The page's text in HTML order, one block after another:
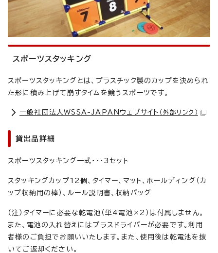
スポーツスタッキング
スポーツスタッキングとは、プラスチック製のカップを決められ
た形に積み上げて崩すタイムを競うスポーツです。
一般社団法人WSSA-JAPANウェブサイト （外部リンク）
貸出品詳細
スポーツスタッキング一式・・・3セット
スタッキングカップ12個、タイマー、マット、ホールディング（カ
ップ収納用の棒）、ルール説明書、収納バッグ
（注）タイマーに必要な乾電池（単4電池×2）は付属しません。
また、電池の入れ替えにはプラスドライバーが必要です。利用
者様のご負担でお願いいたします。また、使用後は乾電池を抜
いてご返却ください。